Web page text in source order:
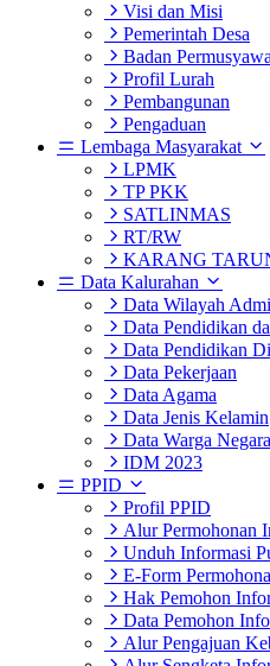
Visi dan Misi
Pemerintah Desa
Badan
Profil Lurah
Pembangunan
Pengaduan
Lembaga Masyarakat
LPMK
TP PKK
SATLINMAS
RT/RW
KARANG
Data Kalurahan
Data Wilayah
Data Pendidikan
Data Pendidikan
Data Pekerjaan
Data Agama
Data Jenis Kelamin
Data Warga Negara
IDM 2023
PPID
Profil PPID
Alur Permohonan
Unduh Informasi
E-Form
Hak Pemohon
Data Pemohon
Alur Pengajuan